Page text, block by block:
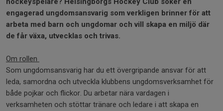
engagerad ungdomsansvarig som verkligen brinner för att
arbeta med barn och ungdomar och vill skapa en miljö där
de får växa, utvecklas och trivas.
Om rollen
Som ungdomsansvarig har du ett övergripande ansvar för att
leda, samordna och utveckla klubbens ungdomsverksamhet för
både pojkar och flickor. Du arbetar nära vardagen i
verksamheten och stöttar tränare och ledare i att skapa en